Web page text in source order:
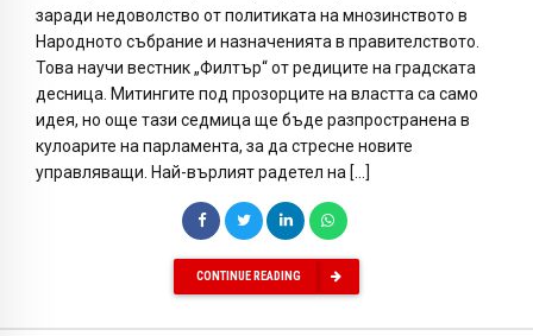
заради недоволство от политиката на мнозинството в
Народното събрание и назначенията в правителството.
Това научи вестник „Филтър“ от редиците на градската
десница. Митингите под прозорците на властта са само
идея, но още тази седмица ще бъде разпространена в
кулоарите на парламента, за да стресне новите
управляващи. Най-върлият радетел на […]
CONTINUE READING